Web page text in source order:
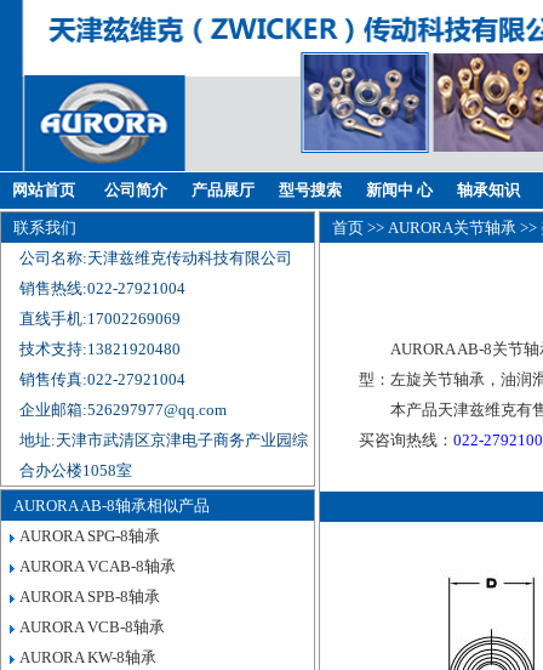
网站首页 公司简介 产品展厅 型号搜索 新闻中 心 轴承知识
联系我们
公司名称:天津兹维克传动科技有限公司
销售热线:022-27921004
直线手机:17002269069
技术支持:13821920480
销售传真:022-27921004
企业邮箱:526297977@qq.com
地址:天津市武清区京津电子商务产业园综
合办公楼1058室
AURORA AB-8轴承相似产品
AURORA SPG-8轴承
AURORA VCAB-8轴承
AURORA SPB-8轴承
AURORA VCB-8轴承
AURORA KW-8轴承
首页 >> AURORA关节轴承 >>
AURORA AB-8关节
型：左旋关节轴承，油润
本产品天津兹维克有
买咨询热线：022-